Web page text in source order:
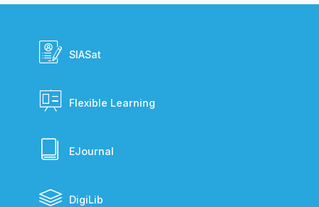
SIASat
Flexible Learning
EJournal
DigiLib